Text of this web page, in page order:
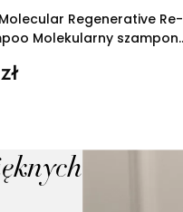
Molecular Regenerative Re-
Molekularny szampon